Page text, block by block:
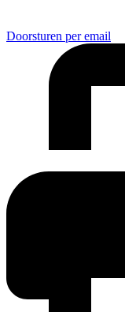
Doorsturen per email